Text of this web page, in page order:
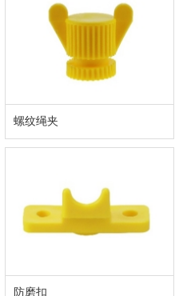
螺纹绳夹
防磨扣